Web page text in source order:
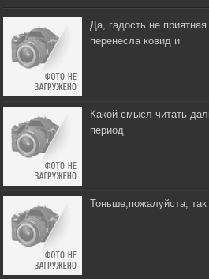
Да, гадость не
перенесла ковид и
Какой смысл читать
период
Тоньше,пожалуйста, так